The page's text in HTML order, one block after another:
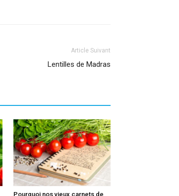
Article Suivant
Lentilles de Madras
Pourquoi nos vieux carnets de